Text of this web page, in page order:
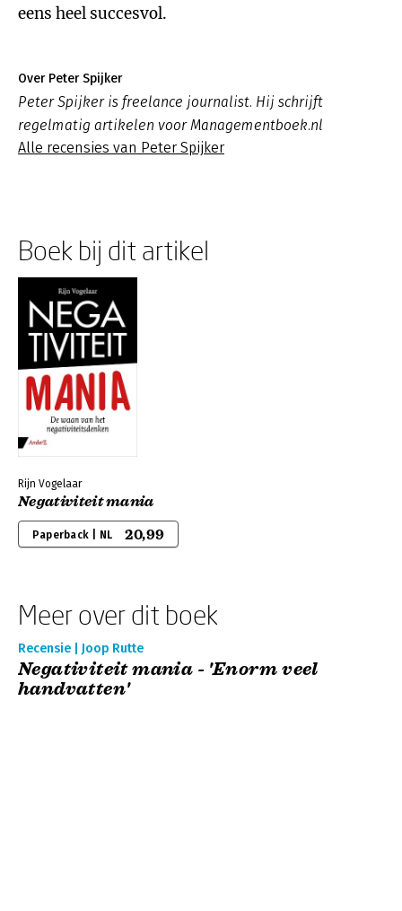
eens heel succesvol.
Over Peter Spijker
Peter Spijker is freelance journalist. Hij schrijft
regelmatig artikelen voor Managementboek.nl
Alle recensies van Peter Spijker
Boek bij dit artikel
Rijn Vogelaar
Negativiteit mania
Paperback | NL 20,99
Meer over dit boek
Recensie | Joop Rutte
Negativiteit mania - 'Enorm veel
handvatten'